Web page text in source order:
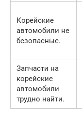
Корейские
автомобили не
безопасные.
Запчасти на
корейские
автомобили
трудно найти.